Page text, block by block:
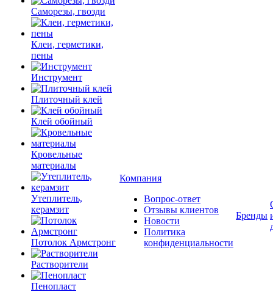
Саморезы, гвозди
Клеи, герметики,
пены
Инструмент
Плиточный клей
Клей обойный
Кровельные
материалы
Утеплитель,
керамзит
Потолок Армстронг
Растворители
Пенопласт
Компания
Вопрос-ответ
Отзывы клиентов
Новости
Политика
конфиденциальности
Бренды